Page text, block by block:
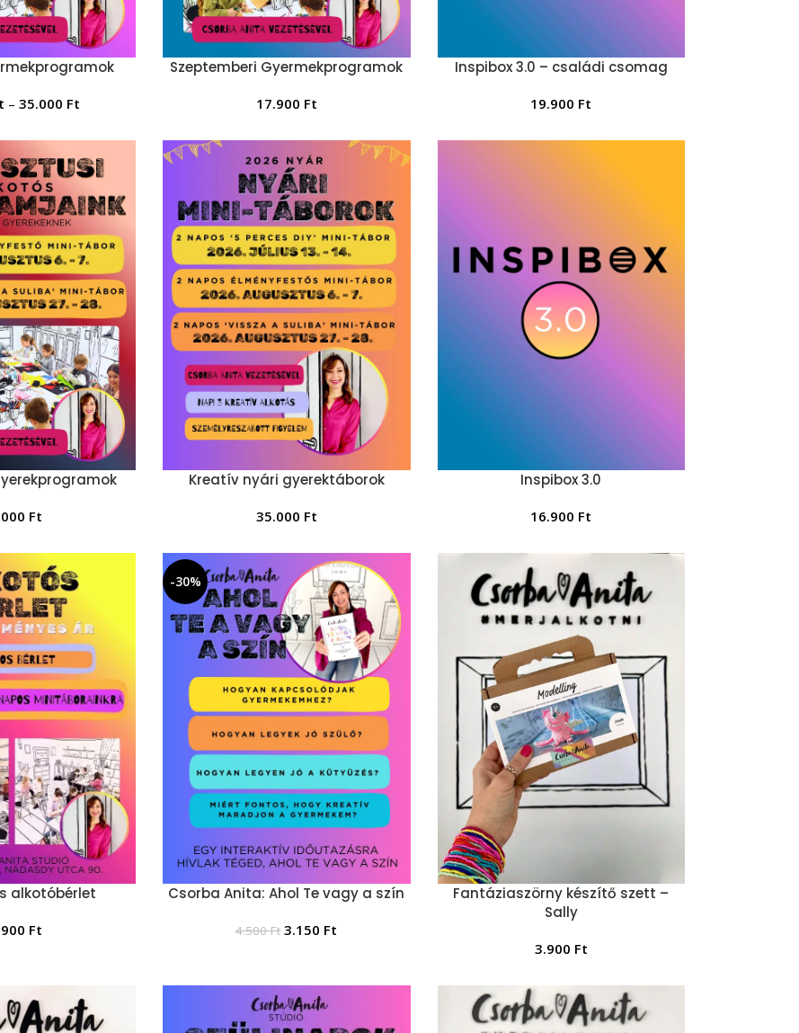
– 35.000 Ft
Szeptemberi Gyermekprogramok
17.900 Ft
Inspibox 3.0 – családi csomag
19.900 Ft
Ft
Kreatív nyári gyerektáborok
35.000 Ft
Inspibox 3.0
16.900 Ft
alkotóbérlet
Ft
-30%
Csorba Anita: Ahol Te vagy a szín
4.500Ft 3.150 Ft
Fantáziaszörny készítő szett –
Sally
3.900 Ft